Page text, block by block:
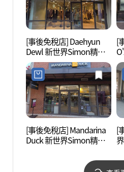
[事後免稅店] Daehyun
Dewl 新世界Simon精品
折扣購物中心坡州店(듀
엘 신세계사이먼프리미
엄아울렛 파주점)
[
[事後免稅店] Mandarina
Duck 新世界Simon精品
다리나덕 신세계사이먼
[